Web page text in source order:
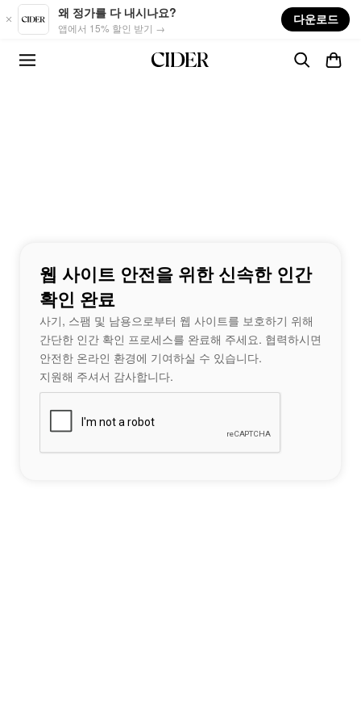
Skip to main content
왜 정가를 다 내시나요?
앱에서 15% 할인 받기 →
다운로드
웹 사이트 안전을 위한 신속한 인간
확인 완료
사기, 스팸 및 남용으로부터 웹 사이트를 보호하기 위해
간단한 인간 확인 프로세스를 완료해 주세요. 협력하시면
안전한 온라인 환경에 기여하실 수 있습니다.
지원해 주셔서 감사합니다.